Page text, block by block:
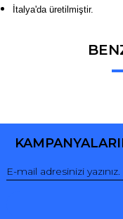
İtalya'da üretilmiştir.